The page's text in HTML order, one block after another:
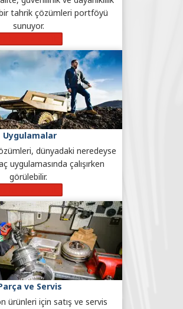
tahrik çözümleri portföyü
sunuyor.
Uygulamalar
dünyadaki neredeyse
uygulamasında çalışırken
görülebilir.
ve Servis
ürünleri için satış ve servis